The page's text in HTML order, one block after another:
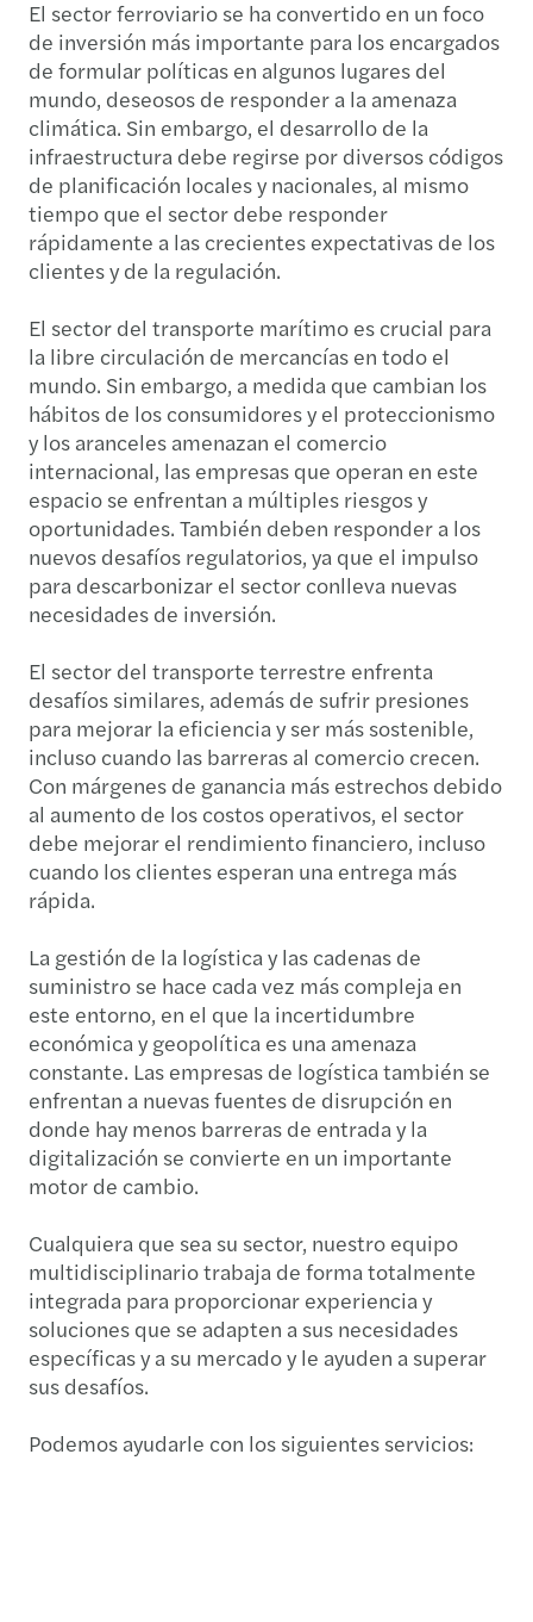
El sector ferroviario se ha convertido en un foco
de inversión más importante para los encargados
de formular políticas en algunos lugares del
mundo, deseosos de responder a la amenaza
climática. Sin embargo, el desarrollo de la
infraestructura debe regirse por diversos códigos
de planificación locales y nacionales, al mismo
tiempo que el sector debe responder
rápidamente a las crecientes expectativas de los
clientes y de la regulación.
El sector del transporte marítimo es crucial para
la libre circulación de mercancías en todo el
mundo. Sin embargo, a medida que cambian los
hábitos de los consumidores y el proteccionismo
y los aranceles amenazan el comercio
internacional, las empresas que operan en este
espacio se enfrentan a múltiples riesgos y
oportunidades. También deben responder a los
nuevos desafíos regulatorios, ya que el impulso
para descarbonizar el sector conlleva nuevas
necesidades de inversión.
El sector del transporte terrestre enfrenta
desafíos similares, además de sufrir presiones
para mejorar la eficiencia y ser más sostenible,
incluso cuando las barreras al comercio crecen.
Con márgenes de ganancia más estrechos debido
al aumento de los costos operativos, el sector
debe mejorar el rendimiento financiero, incluso
cuando los clientes esperan una entrega más
rápida.
La gestión de la logística y las cadenas de
suministro se hace cada vez más compleja en
este entorno, en el que la incertidumbre
económica y geopolítica es una amenaza
constante. Las empresas de logística también se
enfrentan a nuevas fuentes de disrupción en
donde hay menos barreras de entrada y la
digitalización se convierte en un importante
motor de cambio.
Cualquiera que sea su sector, nuestro equipo
multidisciplinario trabaja de forma totalmente
integrada para proporcionar experiencia y
soluciones que se adapten a sus necesidades
específicas y a su mercado y le ayuden a superar
sus desafíos.
Podemos ayudarle con los siguientes servicios: